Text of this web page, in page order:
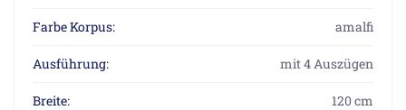
Farbe Korpus: amalfi
Ausführung: mit 4 Auszügen
Breite: 120 cm